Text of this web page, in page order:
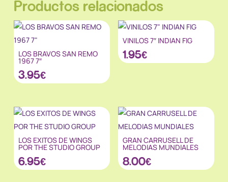
Productos relacionados
LOS BRAVOS SAN REMO
1967 7″
3.95€
VINILOS 7″ INDIAN FIG
1.95€
LOS EXITOS DE WINGS
POR THE STUDIO GROUP
6.95€
GRAN CARRUSELL DE
MELODIAS MUNDIALES
8.00€